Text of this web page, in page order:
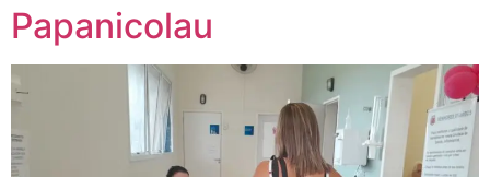
Papanicolau